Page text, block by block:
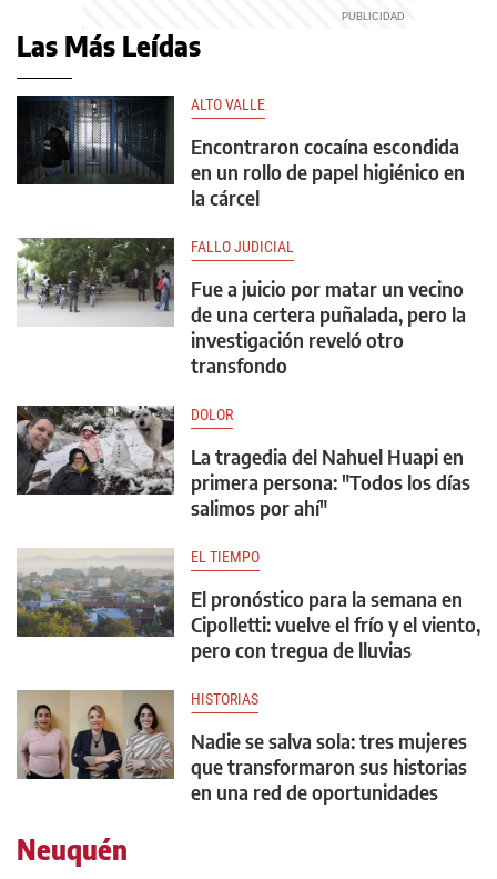
Las Más Leídas
ALTO VALLE
Encontraron cocaína escondida
en un rollo de papel higiénico en
la cárcel
FALLO JUDICIAL
Fue a juicio por matar un vecino
de una certera puñalada, pero la
investigación reveló otro
transfondo
DOLOR
La tragedia del Nahuel Huapi en
primera persona: "Todos los días
salimos por ahí"
EL TIEMPO
El pronóstico para la semana en
Cipolletti: vuelve el frío y el viento,
pero con tregua de lluvias
HISTORIAS
Nadie se salva sola: tres mujeres
que transformaron sus historias
en una red de oportunidades
Neuquén